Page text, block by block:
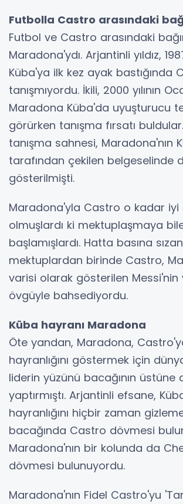
Futbolla Castro arasındaki
Futbol ve Castro arasındaki
Maradona'ydı. Arjantinli yıldız,
Küba'ya ilk kez ayak bastığında
tanışmıyordu. İkili, 2000 yılının
Maradona Küba'da uyuşturucu
görürken tanışma fırsatı
tanışma sahnesi, Maradona'nın
tarafından çekilen belgeselinde
gösterilmişti.
Maradona'yla Castro o kadar iyi
olmuşlardı ki mektuplaşmaya
başlamışlardı. Hatta basına sızan
mektuplardan birinde Castro,
varisi olarak gösterilen Messi'nin
övgüyle bahsediyordu.
Küba hayranı Maradona
Öte yandan, Maradona,
hayranlığını göstermek için
liderin yüzünü bacağının üstüne
yaptırmıştı. Arjantinli efsane,
hayranlığını hiçbir zaman
bacağında Castro dövmesi
Maradona'nın bir kolunda da
dövmesi bulunuyordu.
Maradona'nın Fidel Castro'yu